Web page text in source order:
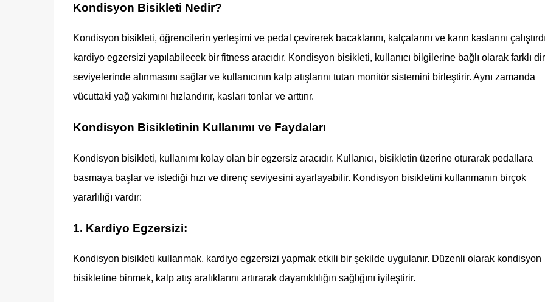
Kondisyon Bisikleti Nedir?
Kondisyon bisikleti, öğrencilerin yerleşimi ve pedal çevirerek bacaklarını, kalçalarını ve karın kaslarını
kardiyo egzersizi yapılabilecek bir fitness aracıdır. Kondisyon bisikleti, kullanıcı bilgilerine bağlı olarak farklı
seviyelerinde alınmasını sağlar ve kullanıcının kalp atışlarını tutan monitör sistemini birleştirir. Aynı zamanda
vücuttaki yağ yakımını hızlandırır, kasları tonlar ve arttırır.
Kondisyon Bisikletinin Kullanımı ve Faydaları
Kondisyon bisikleti, kullanımı kolay olan bir egzersiz aracıdır. Kullanıcı, bisikletin üzerine oturarak pedallara
basmaya başlar ve istediği hızı ve direnç seviyesini ayarlayabilir. Kondisyon bisikletini kullanmanın birçok
yararlılığı vardır:
1. Kardiyo Egzersizi:
Kondisyon bisikleti kullanmak, kardiyo egzersizi yapmak etkili bir şekilde uygulanır. Düzenli olarak kondisyon
bisikletine binmek, kalp atış aralıklarını artırarak dayanıklılığın sağlığını iyileştirir.